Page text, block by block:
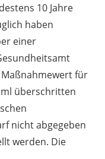
10 Jahre
haben
einer
für
ml überschritten
nicht abgegeben
werden. Die